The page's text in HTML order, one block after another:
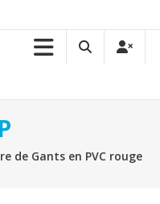
de Gants en PVC rouge